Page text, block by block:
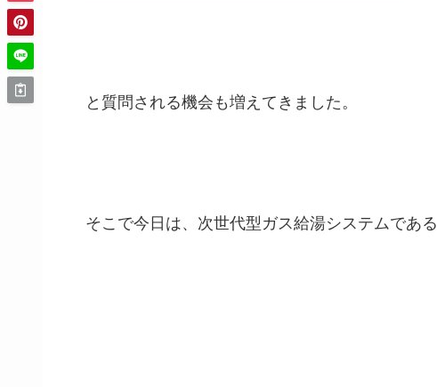
と質問される機会も増えてきました。
そこで今日は、次世代型ガス給湯システムである